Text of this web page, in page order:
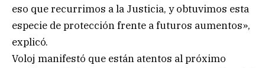
eso que recurrimos a la Justicia, y obtuvimos esta
especie de protección frente a futuros aumentos»,
explicó.
Voloj manifestó que están atentos al próximo